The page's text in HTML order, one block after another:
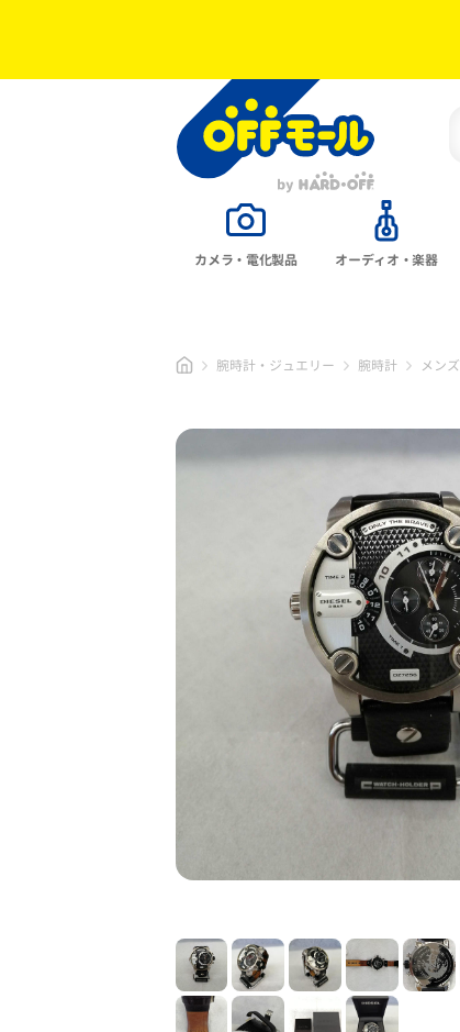
カメラ・電化製品 オーディオ・楽器
腕時計・ジュエリー 腕時計 メンズ